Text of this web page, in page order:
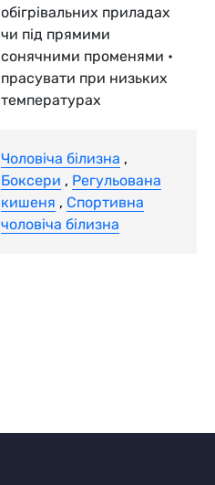
обігрівальних приладах
чи під прямими
сонячними променями •
прасувати при низьких
температурах
Чоловіча білизна ,
Боксери , Регульована
кишеня , Спортивна
чоловіча білизна